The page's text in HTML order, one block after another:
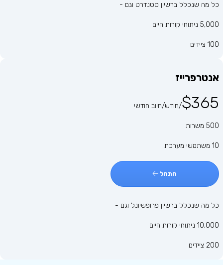
כל מה שנכלל ברשיון סטנדרט וגם -
5,000 ניתוחי קורות חיים
100 ציידים
אנטרפרייז
$365/חודש/חיוב חודשי
500 משרות
10 משתמשי מערכת
התחל
כל מה שנכלל ברשיון פרופשיונל וגם -
10,000 ניתוחי קורות חיים
200 ציידים